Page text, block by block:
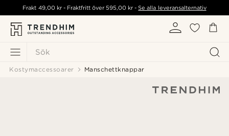
Sök
Frakt 49,00 kr- Fraktfritt över595,00 kr -Se alla leveransalternativ
Kostymaccessoarer Manschettknappar